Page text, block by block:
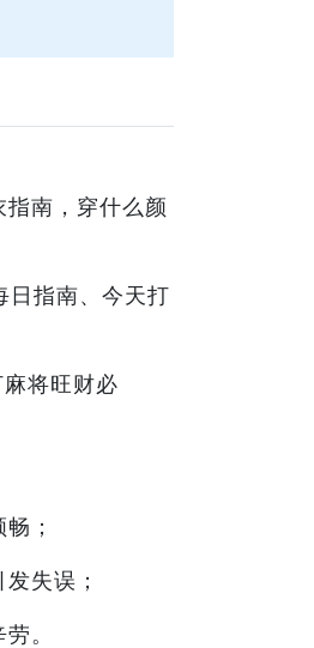
南，穿什么颜
日指南、今天打
将旺财必
；
失误；
。